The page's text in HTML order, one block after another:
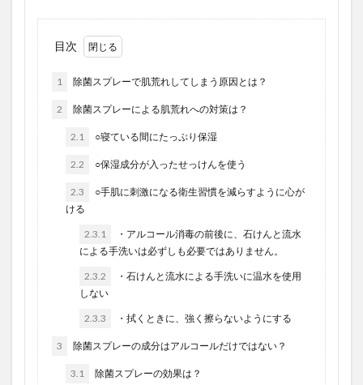
目次
1 除菌スプレーで肌荒れしてしまう原因とは？
2 除菌スプレーによる肌荒れへの対策は？
2.1 ○寝ている間にたっぷり保湿
2.2 ○保湿成分が入ったせっけんを使う
2.3
○手肌に刺激になる衛生習慣を減らすように心が
ける
2.3.1
・アルコール消毒の前後に、石けんと流水
による手洗いは必ずしも必要ではありません。
2.3.2
・石けんと流水による手洗いに温水を使用
しない
2.3.3 ・拭くときに、強く擦らないようにする
3 除菌スプレーの成分はアルコールだけではない？
3.1 除菌スプレーの効果は？